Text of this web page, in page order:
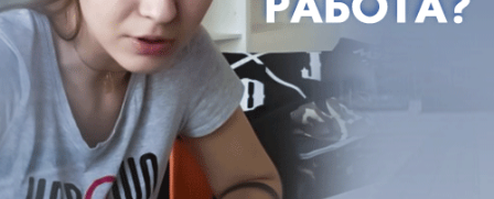
Подарок: набор именных наклеек на одно
имя для канцтоваров, одежды и
светоотражающая наклейка для одежды
Фитнес центр бизнес класса «Heaven Life»
@heaven_life34
https://www.instagram.com/heaven_life34/